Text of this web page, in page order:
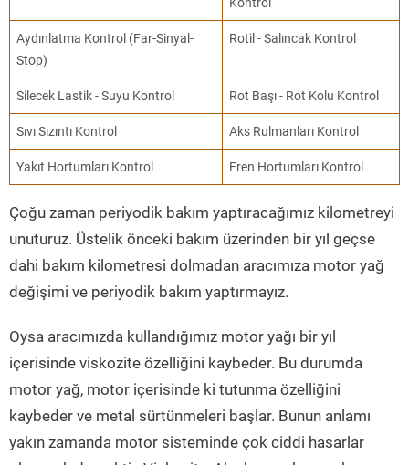
Aydınlatma Kontrol (Far-Sinyal-
Stop)
Rotil - Salıncak Kontrol
Silecek Lastik - Suyu Kontrol Rot Başı - Rot Kolu Kontrol
Sıvı Sızıntı Kontrol Aks Rulmanları Kontrol
Yakıt Hortumları Kontrol Fren Hortumları Kontrol
Çoğu zaman periyodik bakım yaptıracağımız kilometreyi
unuturuz. Üstelik önceki bakım üzerinden bir yıl geçse
dahi bakım kilometresi dolmadan aracımıza motor yağ
değişimi ve periyodik bakım yaptırmayız.
Oysa aracımızda kullandığımız motor yağı bir yıl
içerisinde viskozite özelliğini kaybeder. Bu durumda
motor yağ, motor içerisinde ki tutunma özelliğini
kaybeder ve metal sürtünmeleri başlar. Bunun anlamı
yakın zamanda motor sisteminde çok ciddi hasarlar